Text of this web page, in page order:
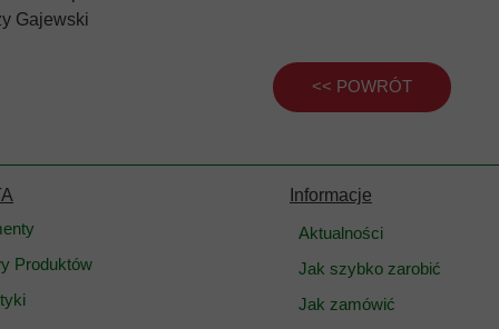
Gajewski
<< POWRÓT
Produktów
Informacje
Aktualności
Jak szybko zarobić
Jak zamówić